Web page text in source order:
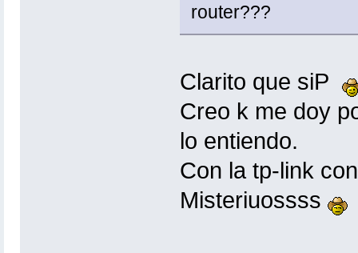
router???
Clarito que siP
Creo k me doy
lo entiendo.
Con la tp-link
Misteriuossss